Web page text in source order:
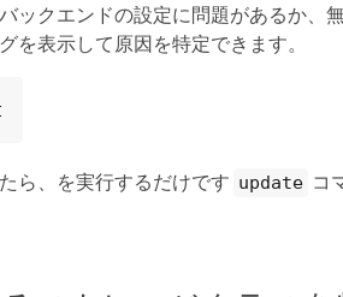
ックエンドの設定に問題があるか、
を表示して原因を特定できます。
ら、を実行するだけです update コ